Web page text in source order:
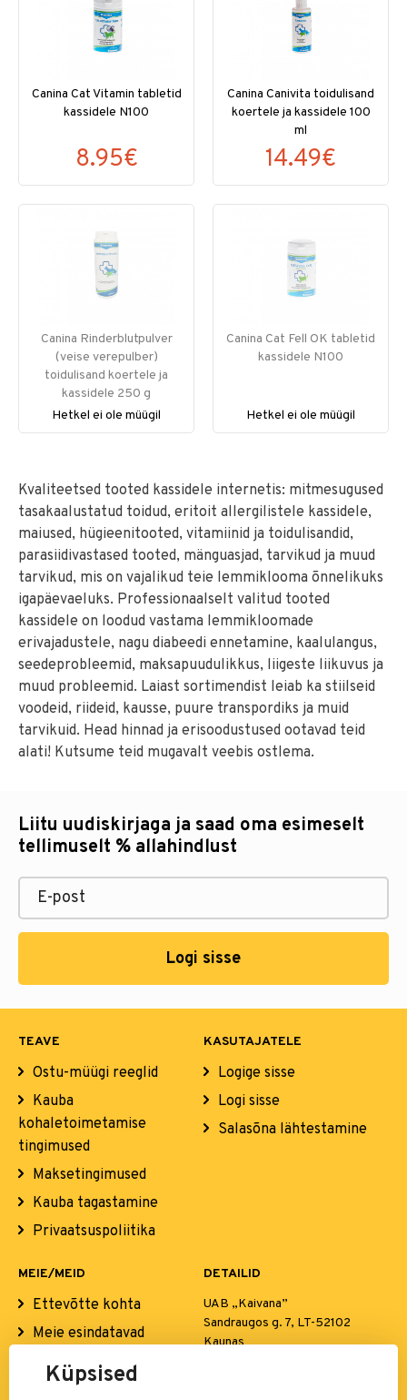
Canina Cat Vitamin tabletid
kassidele N100
8.95€
Canina Canivita toidulisand
koertele ja kassidele 100
ml
14.49€
Canina Rinderblutpulver
(veise verepulber)
toidulisand koertele ja
kassidele 250 g
Hetkel ei ole müügil
Canina Cat Fell OK tabletid
kassidele N100
Hetkel ei ole müügil
Kvaliteetsed tooted kassidele internetis: mitmesugused
tasakaalustatud toidud, eritoit allergilistele kassidele,
maiused, hügieenitooted, vitamiinid ja toidulisandid,
parasiidivastased tooted, mänguasjad, tarvikud ja muud
tarvikud, mis on vajalikud teie lemmiklooma õnnelikuks
igapäevaeluks. Professionaalselt valitud tooted
kassidele on loodud vastama lemmikloomade
erivajadustele, nagu diabeedi ennetamine, kaalulangus,
seedeprobleemid, maksapuudulikkus, liigeste liikuvus ja
muud probleemid. Laiast sortimendist leiab ka stiilseid
voodeid, riideid, kausse, puure transpordiks ja muid
tarvikuid. Head hinnad ja erisoodustused ootavad teid
alati! Kutsume teid mugavalt veebis ostlema.
Liitu uudiskirjaga ja saad oma esimeselt
tellimuselt % allahindlust
Logi sisse
TEAVE
Ostu-müügi reeglid
Kauba
kohaletoimetamise
tingimused
Maksetingimused
Kauba tagastamine
Privaatsuspoliitika
KASUTAJATELE
Logige sisse
Logi sisse
Salasõna lähtestamine
MEIE/MEID
Ettevõtte kohta
Meie esindatavad
Kontaktid
DETAILID
UAB „Kaivana”
Sandraugos g. 7, LT-52102
Kaunas
Küpsised